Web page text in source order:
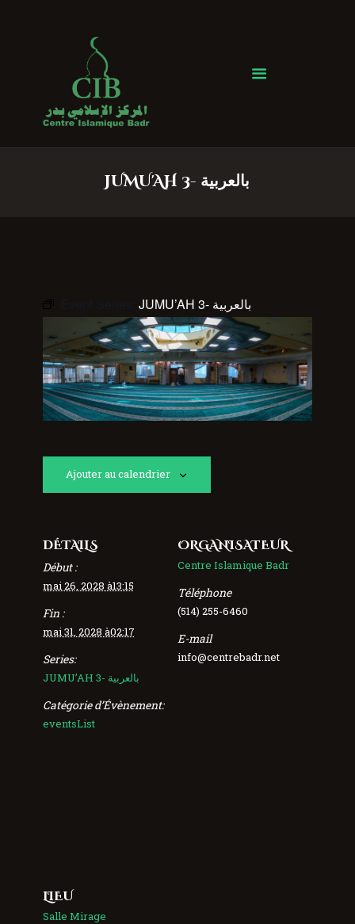
JUMU'AH 3- بالعربية
Centre Islamique Badr
Accueil
À propos
Event Series: JUMU’AH 3- بالعربية
Ajouter au calendrier
DÉTAILS
Début :
mai 26, 2028 à13:15
Fin :
mai 31, 2028 à02:17
Series:
JUMU’AH 3- بالعربية
Catégorie d’Évènement:
eventsList
ORGANISATEUR
Centre Islamique Badr
Téléphone
(514) 255-6460
E-mail
info@centrebadr.net
LIEU
Salle Mirage